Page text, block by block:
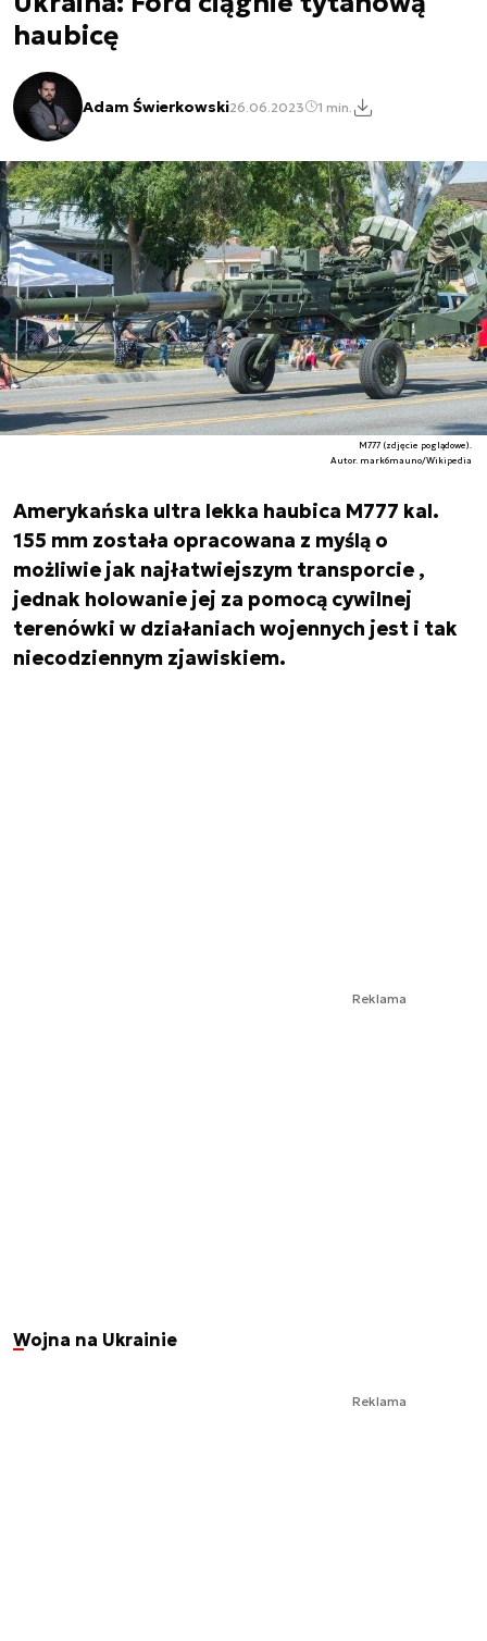
haubicę
Adam Świerkowski26.06.2023 1 min.
M777 (zdjęcie poglądowe).
Autor. mark6mauno/Wikipedia
Amerykańska ultra lekka haubica M777 kal.
155 mm została opracowana z myślą o
możliwie jak najłatwiejszym transporcie ,
jednak holowanie jej za pomocą cywilnej
terenówki w działaniach wojennych jest i tak
niecodziennym zjawiskiem.
Reklama
Wojna na Ukrainie
Reklama